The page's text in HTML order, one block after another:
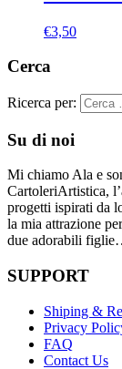
€3,50
Cerca
Ricerca per:
Su di noi
Mi chiamo Ala e
CartoleriArtistica,
progetti ispirati da
la mia attrazione
due adorabili
SUPPORT
Shiping &
Privacy
FAQ
Contact Us